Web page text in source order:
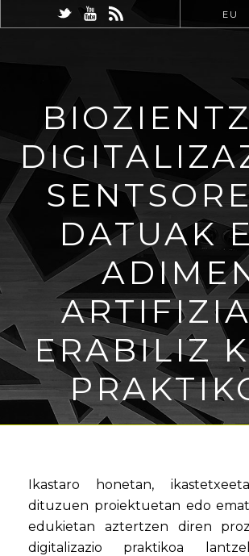
EU
DATUAK
ERABILIZ
Ikastaro honetan,
dituzuen proiektuetan edo
edukietan aztertzen diren
digitalizazio praktikoa